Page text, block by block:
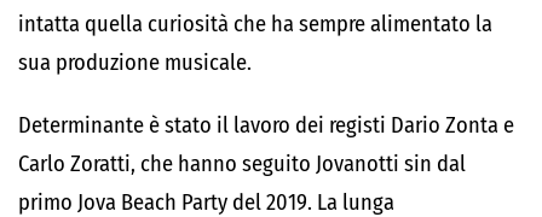
intatta quella curiosità che ha sempre alimentato la
sua produzione musicale.
Determinante è stato il lavoro dei registi Dario Zonta e
Carlo Zoratti, che hanno seguito Jovanotti sin dal
primo Jova Beach Party del 2019. La lunga